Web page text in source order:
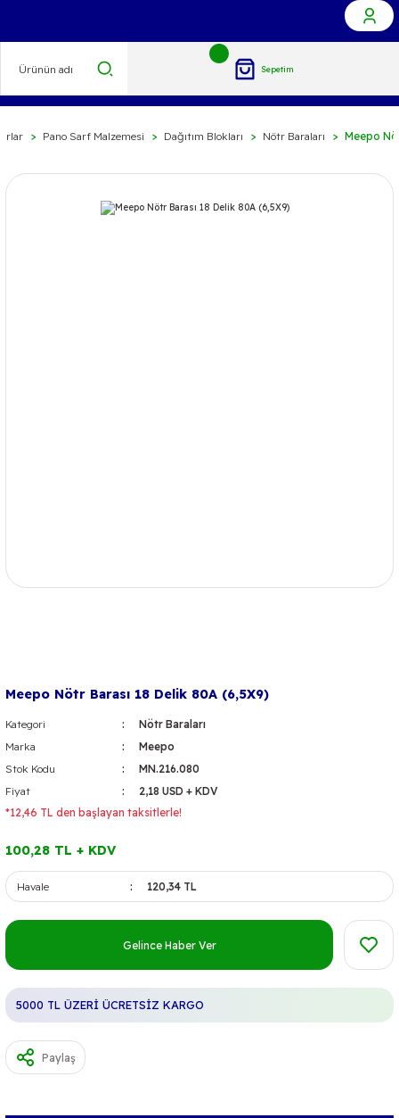
Sepetim
Pano Sarf Malzemesi Dağıtım Blokları Nötr Baraları Meepo
Meepo Nötr Barası 18 Delik 80A (6,5X9)
Kategori
Nötr Baraları
Marka
Meepo
Stok Kodu
MN.216.080
Fiyat
2,18 USD + KDV
*12,46 TL den başlayan taksitlerle!
100,28 TL + KDV
Havale 120,34 TL
Gelince Haber Ver
5000 TL ÜZERİ ÜCRETSİZ KARGO
Paylaş